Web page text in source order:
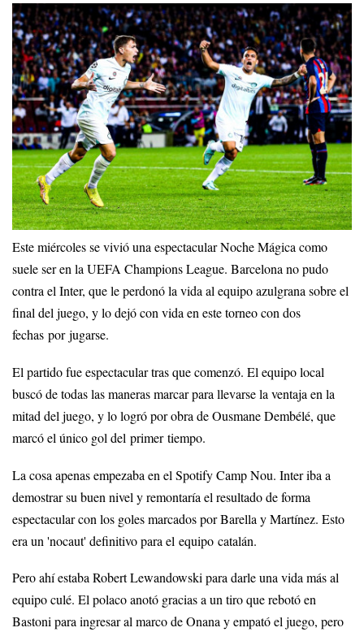
Este miércoles se vivió una espectacular Noche Mágica como
suele ser en la UEFA Champions League. Barcelona no pudo
contra el Inter, que le perdonó la vida al equipo azulgrana sobre el
final del juego, y lo dejó con vida en este torneo con dos
fechas por jugarse.
El partido fue espectacular tras que comenzó. El equipo local
buscó de todas las maneras marcar para llevarse la ventaja en la
mitad del juego, y lo logró por obra de Ousmane Dembélé, que
marcó el único gol del primer tiempo.
La cosa apenas empezaba en el Spotify Camp Nou. Inter iba a
demostrar su buen nivel y remontaría el resultado de forma
espectacular con los goles marcados por Barella y Martínez. Esto
era un 'nocaut' definitivo para el equipo catalán.
Pero ahí estaba Robert Lewandowski para darle una vida más al
equipo culé. El polaco anotó gracias a un tiro que rebotó en
Bastoni para ingresar al marco de Onana y empató el juego, pero